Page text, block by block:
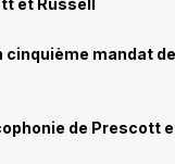
cinquième mandat de
de Prescott